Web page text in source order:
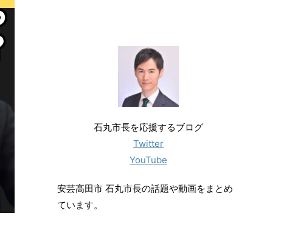
石丸市長を応援するブログ
Twitter
YouTube
安芸高田市 石丸市長の話題や動画をまとめ
ています。